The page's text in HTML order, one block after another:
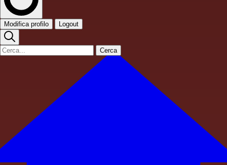
Modifica profilo Logout
Cerca